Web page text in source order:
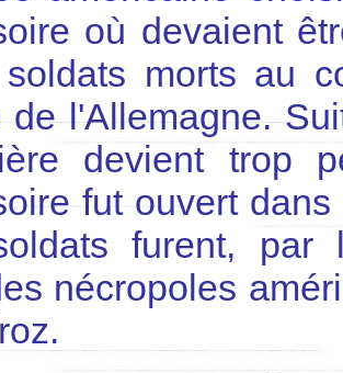
où devaient
morts au
de l'Allemagne.
devient trop
fut ouvert
furent, par
nécropoles